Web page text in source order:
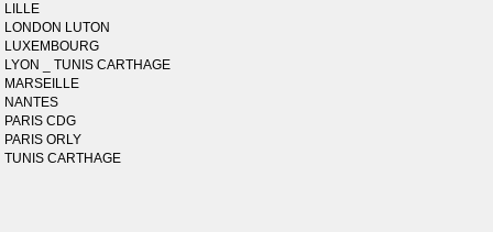
LILLE
LONDON LUTON
LUXEMBOURG
LYON _ TUNIS CARTHAGE
MARSEILLE
NANTES
PARIS CDG
PARIS ORLY
TUNIS CARTHAGE